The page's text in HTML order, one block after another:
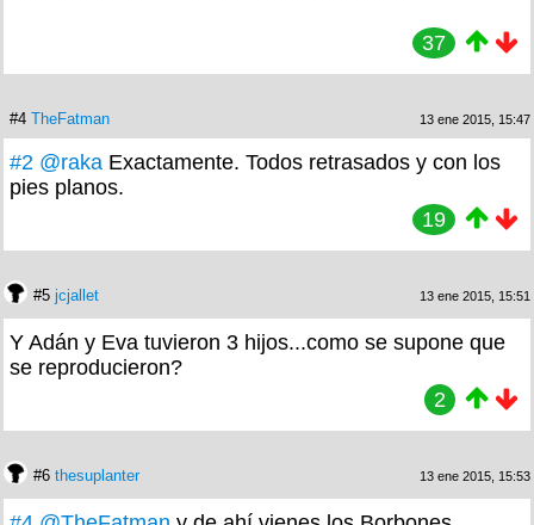
37
#4 TheFatman 13 ene 2015, 15:47
#2 @raka Exactamente. Todos retrasados y con los
pies planos.
19
#5 jcjallet 13 ene 2015, 15:51
Y Adán y Eva tuvieron 3 hijos...como se supone que
se reproducieron?
2
#6 thesuplanter 13 ene 2015, 15:53